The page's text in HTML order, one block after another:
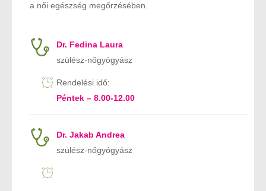
a női egészség megőrzésében.
Dr. Fedina Laura
szülész-nőgyógyász
Rendelési idő:
Péntek – 8.00-12.00
Dr. Jakab Andrea
szülész-nőgyógyász